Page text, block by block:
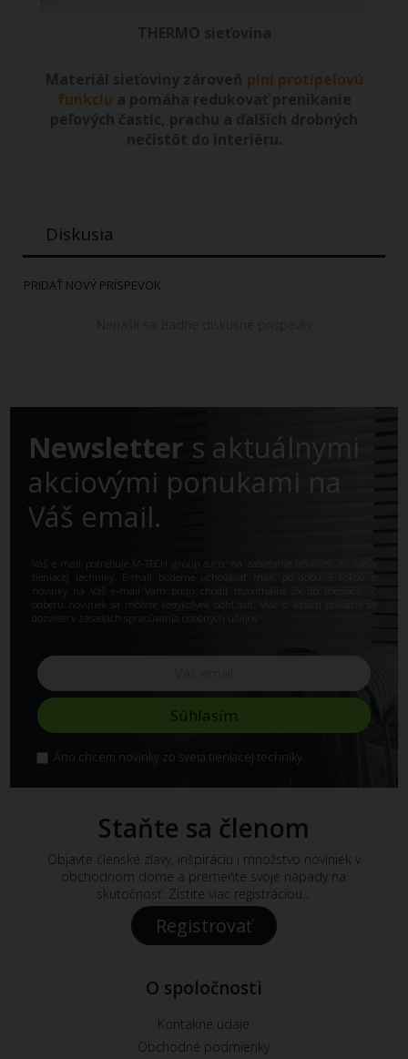
plní protipeľovú
funkciu
Diskusia
PRIDAŤ NOVÝ PRÍSPEVOK
Newsletter s aktuálnymi
akciovými ponukami na
Váš email.
Váš e-mail potrebuje M-TECH group s.r.o. na zasielanie noviniek zo sveta
tieniacej techniky. E-mail budeme uchovávať max. po dobu 5 rokov a
novinky na Váš e-mail Vám budú chodiť maximálne 2x do mesiaca. Z
odberu noviniek sa môžete kedykoľvek odhl.ásiť. Viac o Vašich právach sa
dozviete v
zásadách spracúvania osobných údajov
Áno chcem novinky zo sveta tieniacej techniky.
Staňte sa členom
Objavte členské zľavy, inšpiráciu i množstvo noviniek v
obchodnom dome a premeňte svoje nápady na
skutočnosť. Zistite viac registráciou...
Registrovať
O spoločnosti
Kontakné údaje
Obchodné podmienky